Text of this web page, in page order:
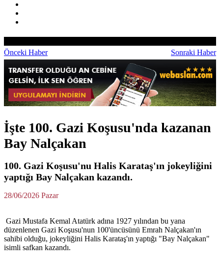
Önceki Haber Sonraki Haber
İşte 100. Gazi Koşusu'nda kazanan
Bay Nalçakan
100. Gazi Koşusu'nu Halis Karataş'ın jokeyliğini
yaptığı Bay Nalçakan kazandı.
28/06/2026 Pazar
Gazi Mustafa Kemal Atatürk adına 1927 yılından bu yana
düzenlenen Gazi Koşusu'nun 100'üncüsünü Emrah Nalçakan'ın
sahibi olduğu, jokeyliğini Halis Karataş'ın yaptığı "Bay Nalçakan"
isimli safkan kazandı.